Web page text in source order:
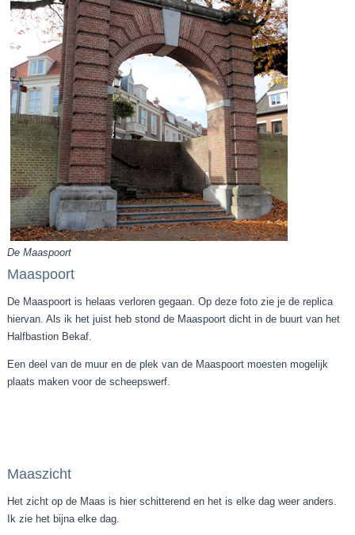
De Maaspoort
Maaspoort
De Maaspoort is helaas verloren gegaan. Op deze foto zie je de replica
hiervan. Als ik het juist heb stond de Maaspoort dicht in de buurt van het
Halfbastion Bekaf.
Een deel van de muur en de plek van de Maaspoort moesten mogelijk
plaats maken voor de scheepswerf.
Maaszicht
Het zicht op de Maas is hier schitterend en het is elke dag weer anders.
Ik zie het bijna elke dag.